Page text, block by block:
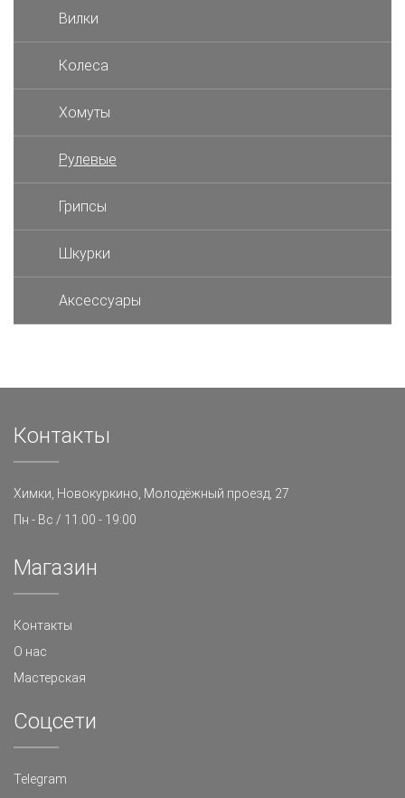
Вилки
Колеса
Хомуты
Рулевые
Грипсы
Шкурки
Аксессуары
Контакты
Химки, Новокуркино, Молодёжный проезд, 27
Пн - Вс / 11:00 - 19:00
Магазин
Контакты
О нас
Мастерская
Cоцсети
Telegram